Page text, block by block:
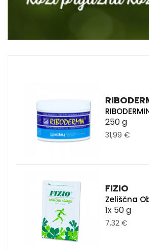
250 g
31,99 €
FIZIO
Zeliščna
1x 50 g
7,32 €